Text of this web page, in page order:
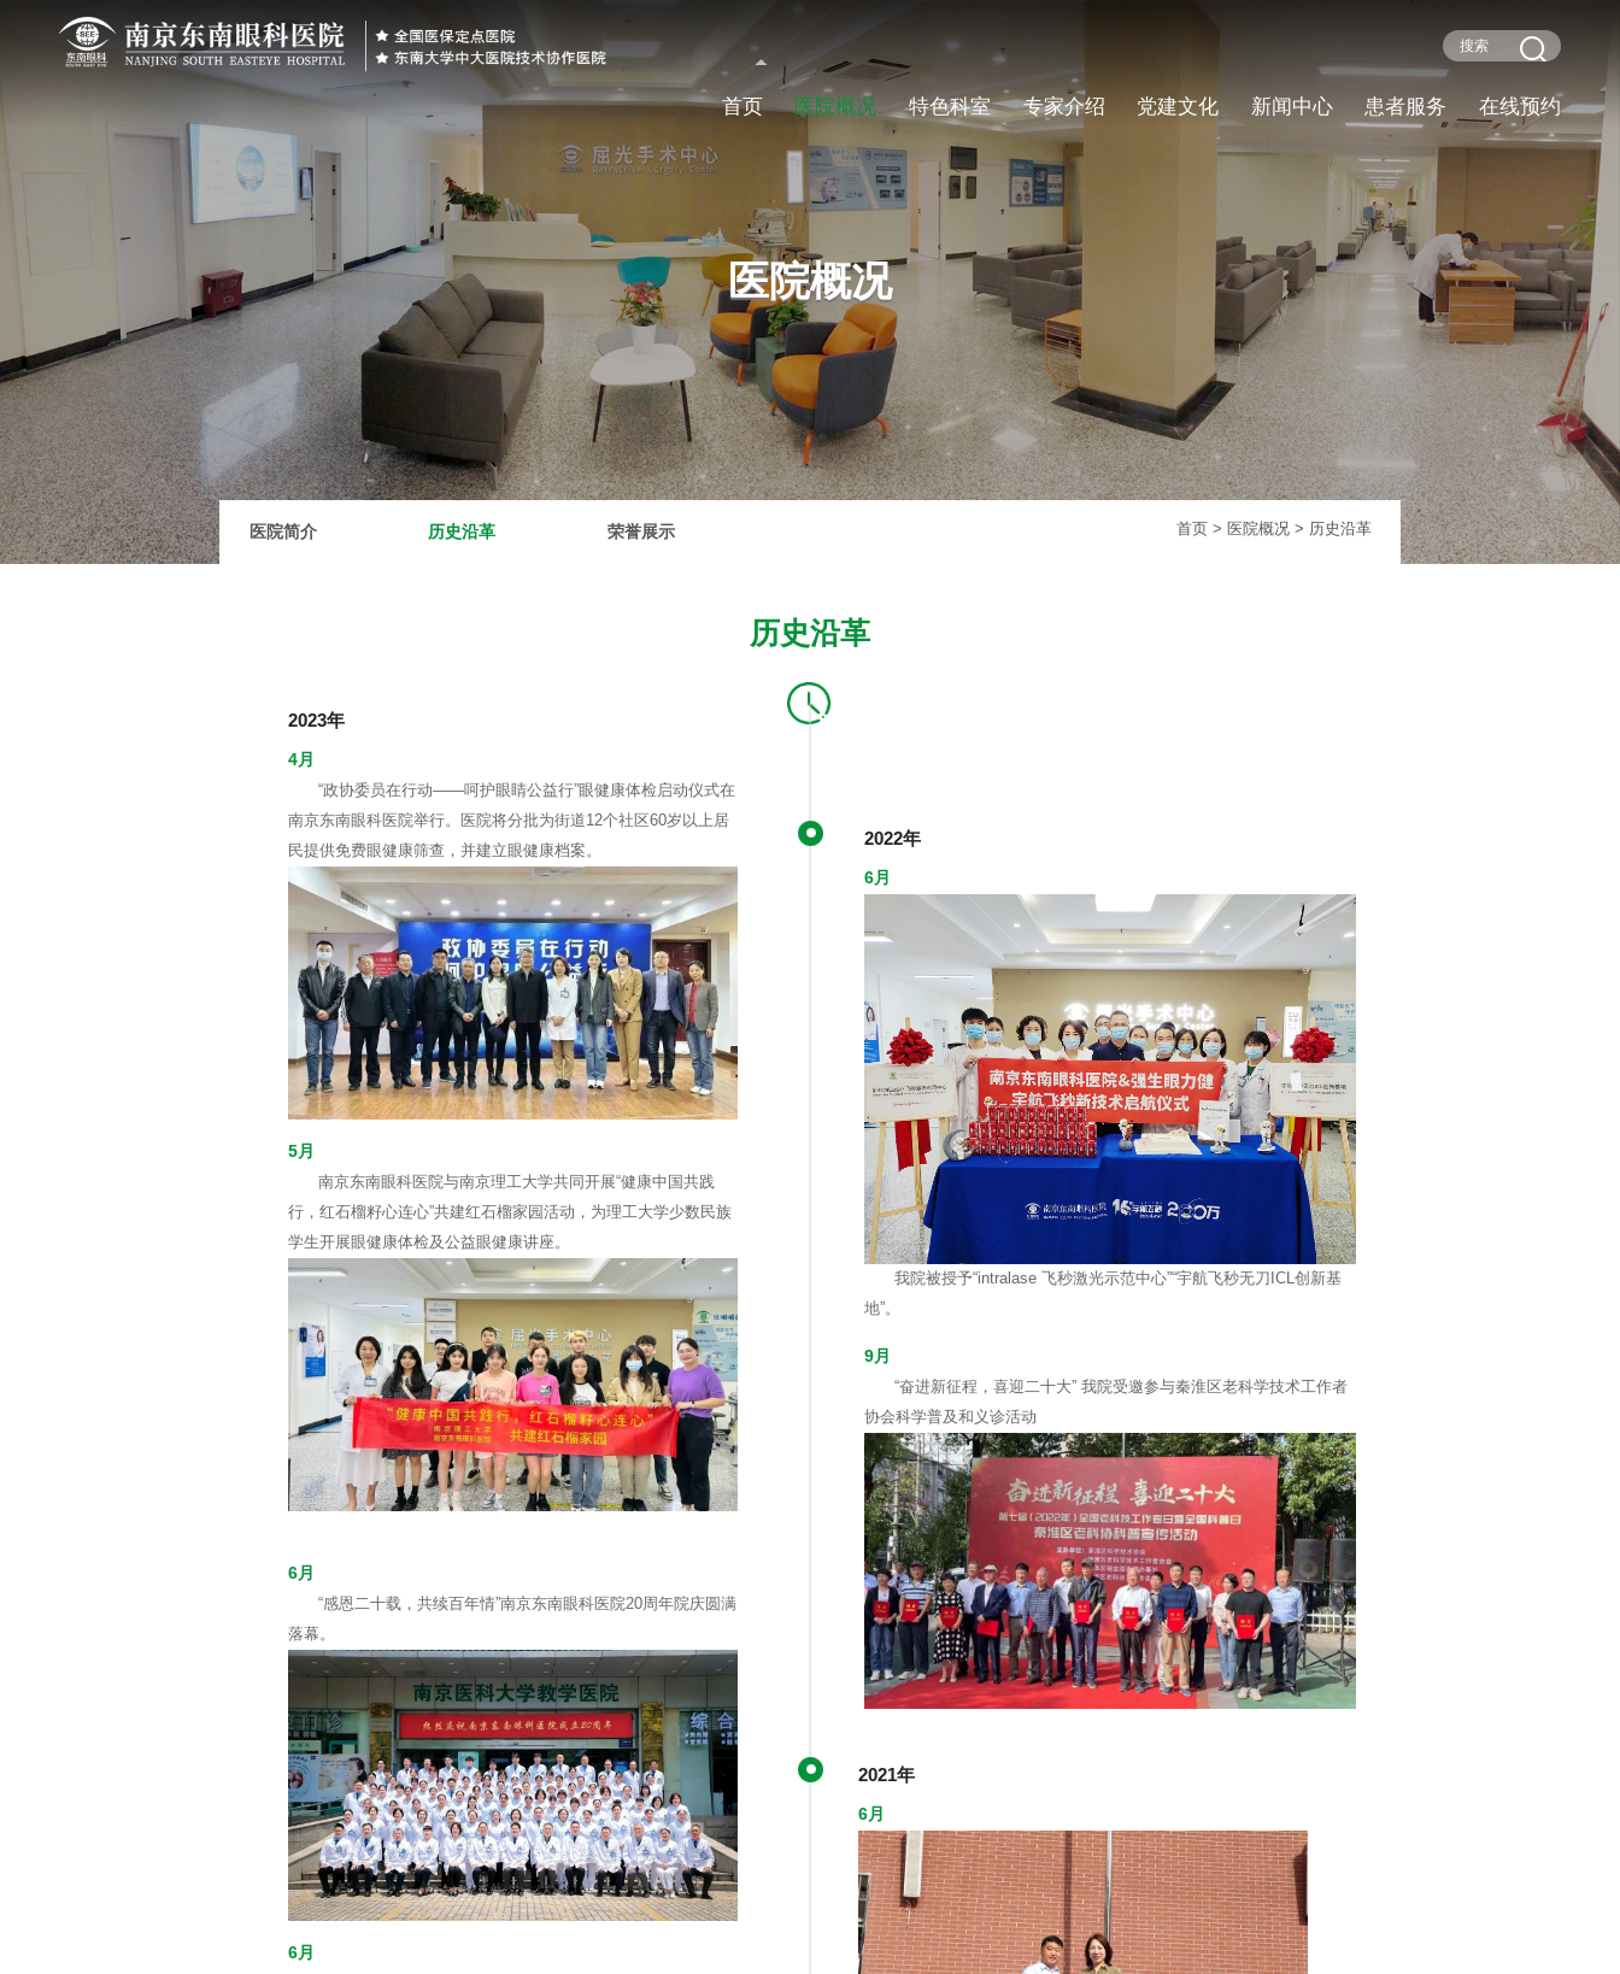
首页 医院概况 特色科室 专家介绍 党建文化 新闻中心 患者服务 在线预约
医院概况
医院简介 历史沿革 荣誉展示 首页 > 医院概况> 历史沿革
历史沿革
2023年
4月
“政协委员在行动——呵护眼睛公益行”眼健康体检启动仪式在
南京东南眼科医院举行。医院将分批为街道12个社区60岁以上居
民提供免费眼健康筛查，并建立眼健康档案。
5月
南京东南眼科医院与南京理工大学共同开展“健康中国共践
行，红石榴籽心连心”共建红石榴家园活动，为理工大学少数民族
学生开展眼健康体检及公益眼健康讲座。
6月
“感恩二十载，共续百年情”南京东南眼科医院20周年院庆圆满
落幕。
6月
2022年
6月
我院被授予“intralase 飞秒激光示范中心”“宇航飞秒无刀ICL创新基
地”。
9月
“奋进新征程，喜迎二十大” 我院受邀参与秦淮区老科学技术工作者
协会科学普及和义诊活动
2021年
6月